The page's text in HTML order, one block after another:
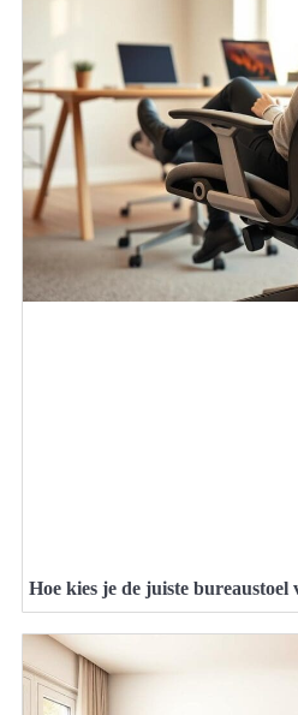
Hoe kies je de juiste bureaustoel